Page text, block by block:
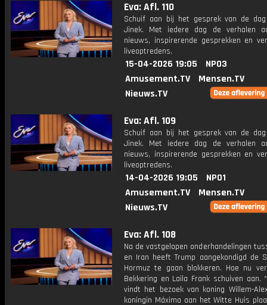
Eva: Afl. 110
Schuif aan bij het gesprek van de
Jinek. Met iedere dag de verhalen
nieuws, inspirerende gesprekken en
liveoptredens.
15-04-2026 19:05
NPO3
Amusement.TV
Mensen.TV
Nieuws.TV
Eva: Afl. 109
Schuif aan bij het gesprek van de
Jinek. Met iedere dag de verhalen
nieuws, inspirerende gesprekken en
liveoptredens.
14-04-2026 19:05
NPO1
Amusement.TV
Mensen.TV
Nieuws.TV
Eva: Afl. 108
Na de vastgelopen onderhandelingen
en Iran heeft Trump aangekondigd de
Hormuz te gaan blokkeren. Hoe nu
Bekkering en Laila Frank schuiven aan.
vindt het bezoek van koning Willem-
koningin Máxima aan het Witte Huis